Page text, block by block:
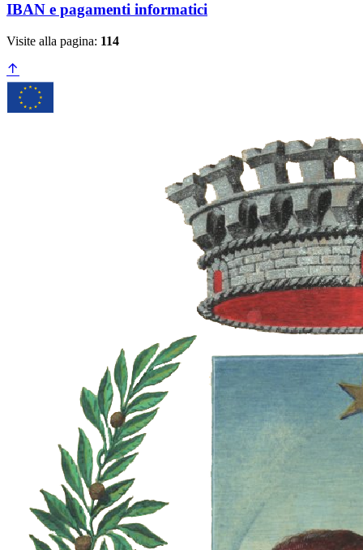
IBAN e pagamenti informatici
Visite alla pagina: 114